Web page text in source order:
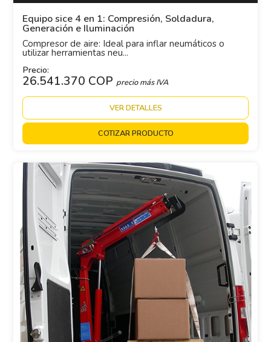
Equipo sice 4 en 1: Compresión, Soldadura,
Generación e Iluminación
Compresor de aire: Ideal para inflar neumáticos o
utilizar herramientas neu...
Precio:
26.541.370 COPprecio más IVA
VER DETALLES
COTIZAR PRODUCTO